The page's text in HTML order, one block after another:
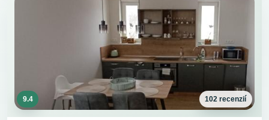
9.4 102 recenzií